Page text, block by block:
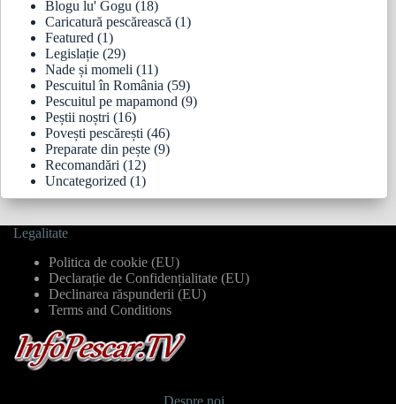
Blogu lu' Gogu (18)
Caricatură pescărească (1)
Featured (1)
Legislație (29)
Nade și momeli (11)
Pescuitul în România (59)
Pescuitul pe mapamond (9)
Peștii noștri (16)
Povești pescărești (46)
Preparate din pește (9)
Recomandări (12)
Uncategorized (1)
Legalitate
Politica de cookie (EU)
Declarație de Confidențialitate (EU)
Declinarea răspunderii (EU)
Terms and Conditions